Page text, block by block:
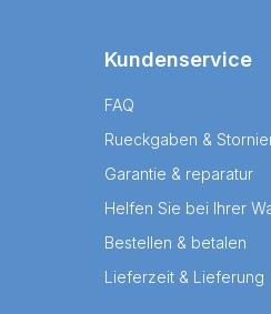
Kundenservice
FAQ
Rueckgaben &
Garantie & reparatur
Helfen Sie bei Ihrer
Bestellen & betalen
Lieferzeit & Lieferung